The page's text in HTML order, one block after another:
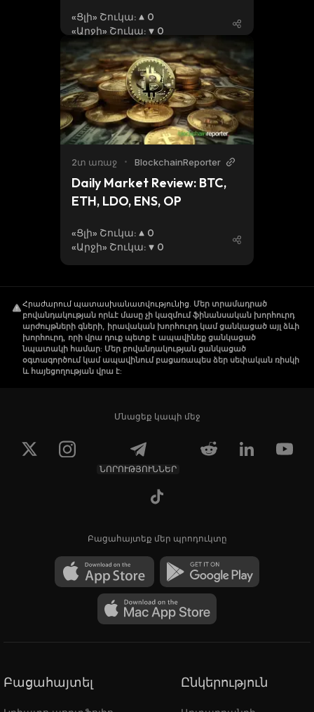
«Ցլի» Շուկա:
0
«Արջի» Շուկա: 0
2տ առաջ • BlockchainReporter
Daily Market Review: BTC,
ETH, LDO, ENS, OP
«Ցլի» Շուկա:
0
«Արջի» Շուկա: 0
Հրաժարում պատասխանատվությունից. Մեր տրամադրած
բովանդակության որևէ մասը չի կազմում ֆինանսական խորհուրդ
արժույթների գների, իրավական խորհուրդ կամ ցանկացած այլ ձևի
խորհուրդ, որի վրա դուք պետք է ապավինեք ցանկացած
նպատակի համար: Մեր բովանդակության ցանկացած
օգտագործում կամ ապավինում բացառապես ձեր սեփական ռիսկի
և հայեցողության վրա է:
Մնացեք կապի մեջ
ՆՈՐՈՒԹՅՈՒՆՆԵՐ
Բացահայտեք մեր պրոդուկտը
Բացահայտել Ընկերություն